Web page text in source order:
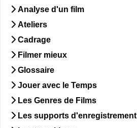
Analyse d'un film
Ateliers
Cadrage
Filmer mieux
Glossaire
Jouer avec le Temps
Les Genres de Films
Les supports d'enregistrement